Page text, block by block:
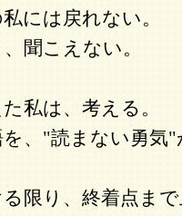
には戻れない。
聞こえない。
私は、考える。
、"読まない勇気
限り、終着点ま